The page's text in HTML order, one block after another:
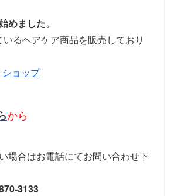
めました。
るヘアケア商品を販売しており
ョップ
から
場合はお電話にてお問い合わせ下
3133